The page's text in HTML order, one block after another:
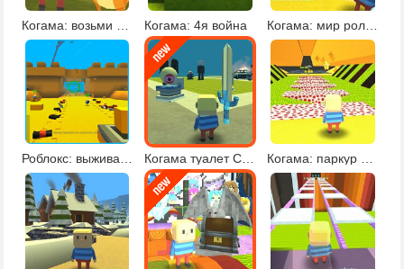
Когама: 4я война Когама: мир роликовых машин онлайн
Когама туалет Скибиди